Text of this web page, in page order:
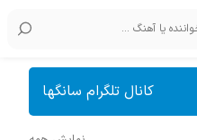
کانال تلگرام سانگها